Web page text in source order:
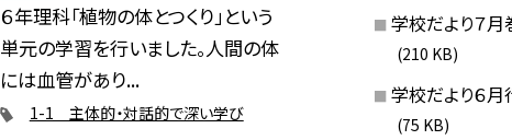
６年理科「植物の体とつくり」という
単元の学習を行いました。人間の体
には血管があり...
1-1 主体的・対話的で深い学び
学校だより７
(210 KB)
学校だより６
(75 KB)